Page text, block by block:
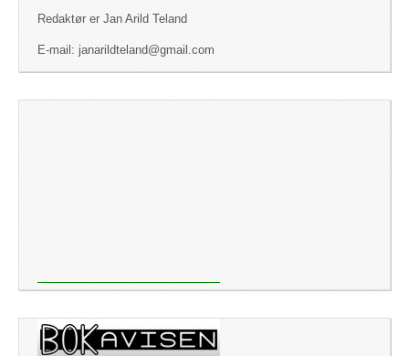
Redaktør er Jan Arild Teland
E-mail: janarildteland@gmail.com